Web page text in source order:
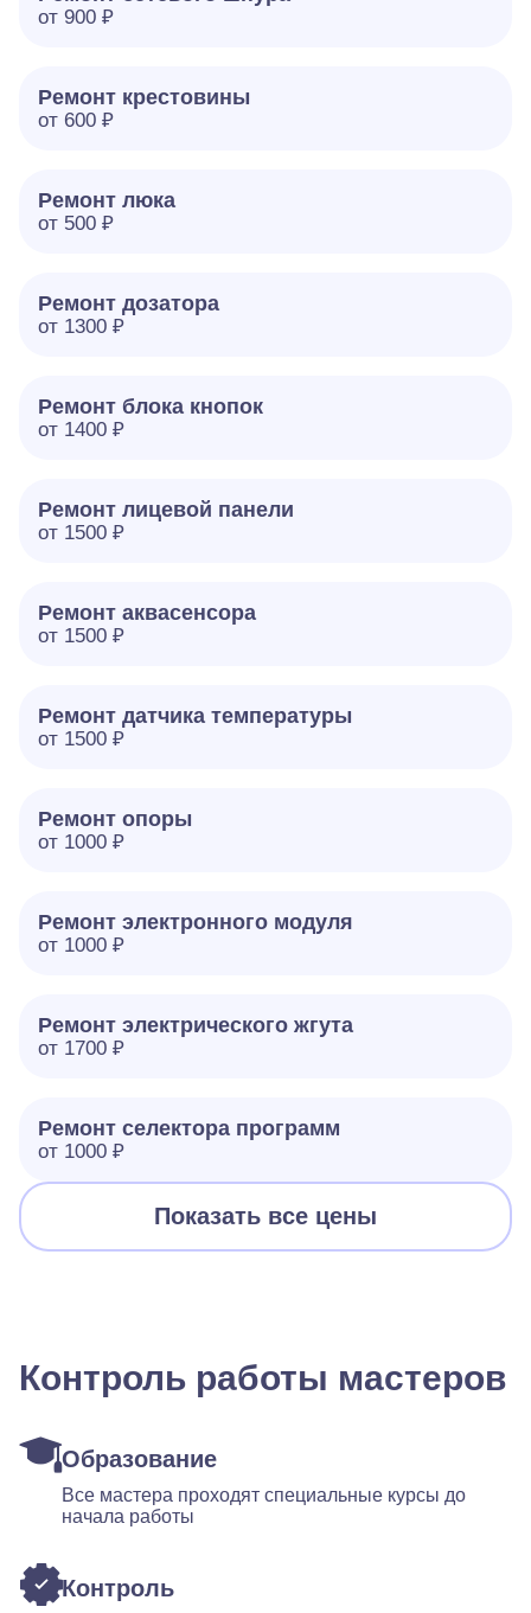
от 900 ₽
Ремонт крестовины
от 600 ₽
Ремонт люка
от 500 ₽
Ремонт дозатора
от 1300 ₽
Ремонт блока кнопок
от 1400 ₽
Ремонт лицевой панели
от 1500 ₽
Ремонт аквасенсора
от 1500 ₽
Ремонт датчика температуры
от 1500 ₽
Ремонт опоры
от 1000 ₽
Ремонт электронного модуля
от 1000 ₽
Ремонт электрического жгута
от 1700 ₽
Ремонт селектора программ
от 1000 ₽
Показать все цены
Контроль работы мастеров
Образование
Все мастера проходят специальные курсы до
начала работы
Контроль